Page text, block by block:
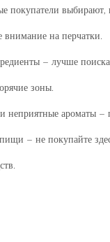
покупатели выбирают,
внимание на перчатки.
– лучше
зоны.
неприятные ароматы –
– не покупайте